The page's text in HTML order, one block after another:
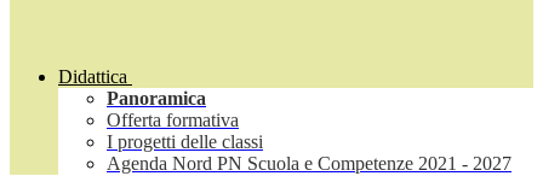
Didattica
Panoramica
Offerta formativa
I progetti delle classi
Agenda Nord PN Scuola e Competenze 2021 - 2027